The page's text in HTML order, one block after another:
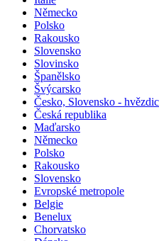
Německo
Polsko
Rakousko
Slovensko
Slovinsko
Španělsko
Švýcarsko
Česko, Slovensko -
Česká republika
Maďarsko
Německo
Polsko
Rakousko
Slovensko
Evropské metropole
Belgie
Benelux
Chorvatsko